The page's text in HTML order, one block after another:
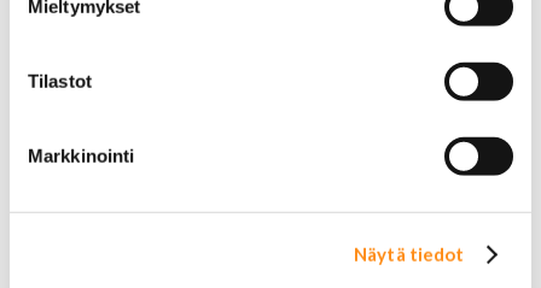
Mieltymykset
Tilastot
Markkinointi
Näytä tiedot